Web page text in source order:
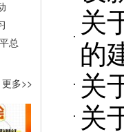
总
更多>>
关
的
关
关